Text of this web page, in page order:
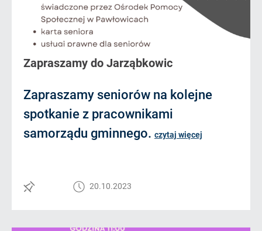
Zapraszamy do Jarząbkowic
Zapraszamy seniorów na kolejne
spotkanie z pracownikami
samorządu gminnego. czytaj więcej
20.10.2023